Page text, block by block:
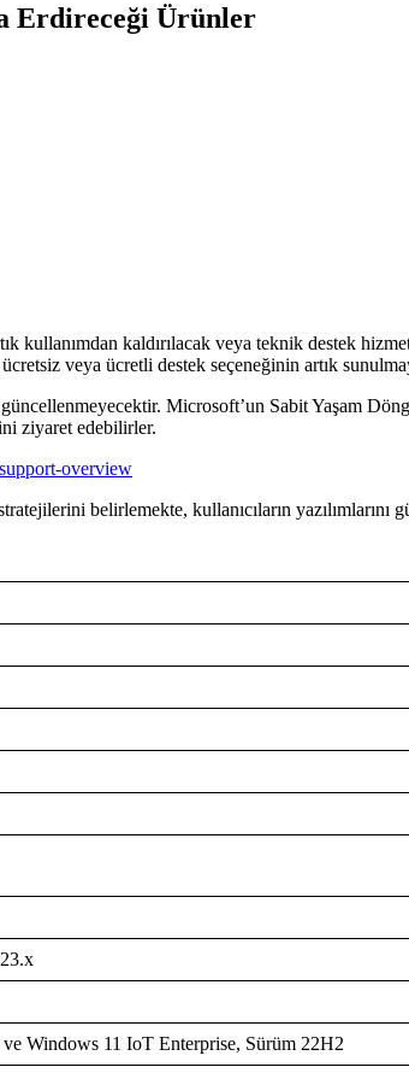
Erdireceği Ürünler
kullanımdan kaldırılacak veya teknik destek
veya ücretli destek seçeneğinin artık
Microsoft’un Sabit Yaşam
ziyaret edebilirler.
overview
belirlemekte, kullanıcıların yazılımlarını
Windows 11 IoT Enterprise, Sürüm 22H2